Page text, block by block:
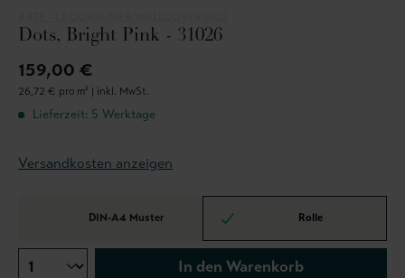
Dots, Bright Pink - 31026
159,00 €
26,72 € pro m² | inkl. MwSt.
Lieferzeit: 5 Werktage
Versandkosten anzeigen
DIN-A4 Muster Rolle
In den Warenkorb